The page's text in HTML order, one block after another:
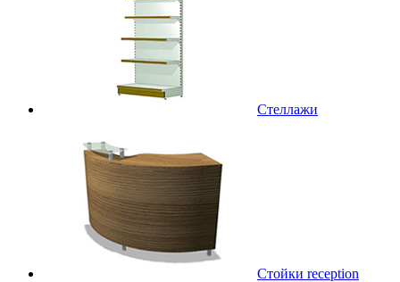
Стеллажи
Стойки reception